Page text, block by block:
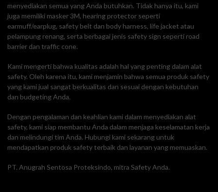
menyediakan semua yang Anda butuhkan. Tidak hanya itu, kami
juga memiliki masker 3M, hearing protector seperti
earmuff/earplug, safety belt dan body harness, life jacket atau
pelampung renang, serta berbagai jenis safety sign seperti road
barrier dan traffic cone.
Kami mengerti bahwa kualitas adalah hal yang penting dalam alat
safety. Oleh karena itu, kami menjamin bahwa semua produk safety
yang kami jual sangat berkualitas dan sesuai dengan kebutuhan
dan budgeting Anda.
Dengan pengalaman dan keahlian kami dalam menyediakan alat
safety, kami siap membantu Anda dalam menjaga keselamatan kerja
dan melindungi tim Anda. Hubungi kami sekarang untuk
mendapatkan produk safety terbaik dan layanan yang memuaskan.
PT. Anugrah Sentosa Proteksindo, mitra Safety Anda.